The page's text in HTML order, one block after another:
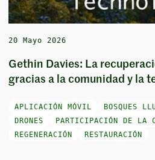
20 Mayo 2026
Gethin Davies: La
gracias a la comunidad y la
APLICACIÓN MÓVIL BOSQUES
DRONES
PARTICIPACIÓN DE LA
REGENERACIÓN
RESTAURACIÓN